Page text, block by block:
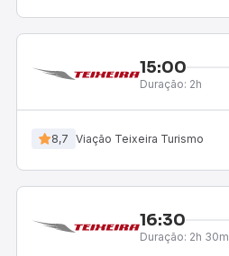
15:00
Duração: 2h
8,7 Viação Teixeira Turismo
16:30
Duração: 2h 30m